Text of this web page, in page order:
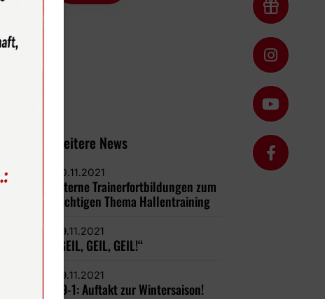
Weitere News
30.11.2021
Interne Trainerfortbildungen zum
wichtigen Thema Hallentraining
29.11.2021
„GEIL, GEIL, GEIL!“
29.11.2021
U9-1: Auftakt zur Wintersaison!